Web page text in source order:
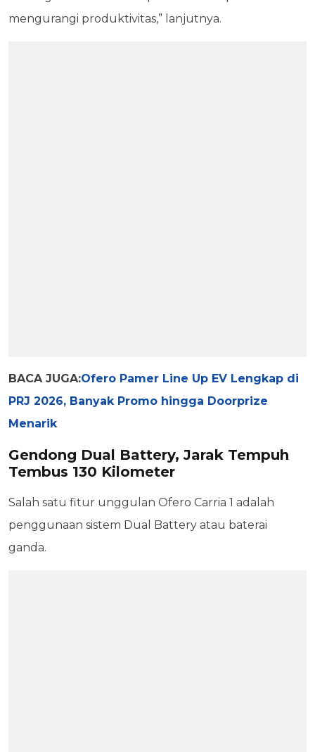
mengurangi produktivitas,” lanjutnya.
BACA JUGA:Ofero Pamer Line Up EV Lengkap di
PRJ 2026, Banyak Promo hingga Doorprize
Menarik
Gendong Dual Battery, Jarak Tempuh
Tembus 130 Kilometer
Salah satu fitur unggulan Ofero Carria 1 adalah
penggunaan sistem Dual Battery atau baterai
ganda.